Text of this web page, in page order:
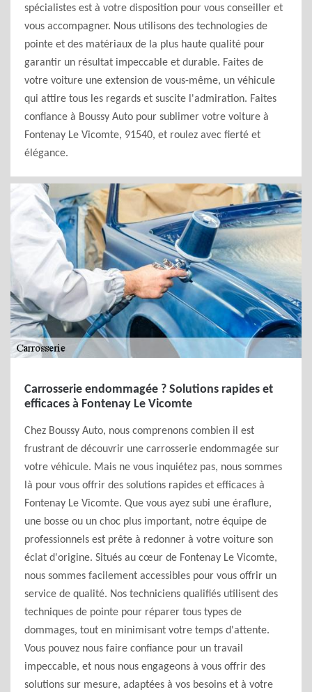
spécialistes est à votre disposition pour vous conseiller et
vous accompagner. Nous utilisons des technologies de
pointe et des matériaux de la plus haute qualité pour
garantir un résultat impeccable et durable. Faites de
votre voiture une extension de vous-même, un véhicule
qui attire tous les regards et suscite l'admiration. Faites
confiance à Boussy Auto pour sublimer votre voiture à
Fontenay Le Vicomte, 91540, et roulez avec fierté et
élégance.
Carrosserie endommagée ? Solutions rapides et
efficaces à Fontenay Le Vicomte
Chez Boussy Auto, nous comprenons combien il est
frustrant de découvrir une carrosserie endommagée sur
votre véhicule. Mais ne vous inquiétez pas, nous sommes
là pour vous offrir des solutions rapides et efficaces à
Fontenay Le Vicomte. Que vous ayez subi une éraflure,
une bosse ou un choc plus important, notre équipe de
professionnels est prête à redonner à votre voiture son
éclat d'origine. Situés au cœur de Fontenay Le Vicomte,
nous sommes facilement accessibles pour vous offrir un
service de qualité. Nos techniciens qualifiés utilisent des
techniques de pointe pour réparer tous types de
dommages, tout en minimisant votre temps d'attente.
Vous pouvez nous faire confiance pour un travail
impeccable, et nous nous engageons à vous offrir des
solutions sur mesure, adaptées à vos besoins et à votre